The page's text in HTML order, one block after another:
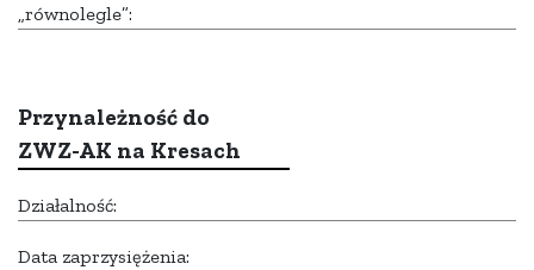
„równolegle”:
Przynależność do
ZWZ-AK na Kresach
Działalność:
Data zaprzysiężenia: